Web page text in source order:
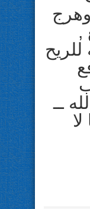
,
ــ